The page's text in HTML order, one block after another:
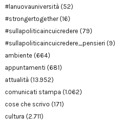
#lanuovauniversità (52)
#strongertogether(16)
#sullapoliticaincuicredere (79)
#sullapoliticaincuicredere_pensieri (9)
ambiente (664)
appuntamenti (681)
attualità (13.952)
comunicati stampa (1.062)
cose che scrivo (171)
cultura (2.711)